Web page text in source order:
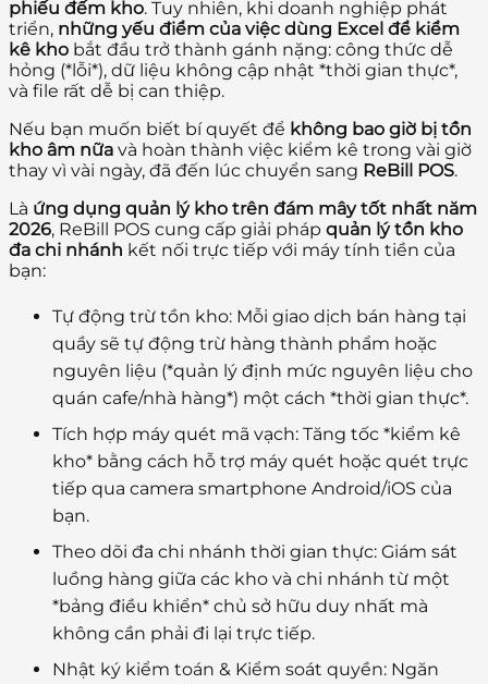
phiếu đếm kho. Tuy nhiên, khi doanh nghiệp phát
triển, những yếu điểm của việc dùng Excel để kiểm
kê kho bắt đầu trở thành gánh nặng: công thức dễ
hỏng (*lỗi*), dữ liệu không cập nhật *thời gian thực*,
và file rất dễ bị can thiệp.
Nếu bạn muốn biết bí quyết để không bao giờ bị tồn
kho âm nữa và hoàn thành việc kiểm kê trong vài giờ
thay vì vài ngày, đã đến lúc chuyển sang ReBill POS.
Là ứng dụng quản lý kho trên đám mây tốt nhất năm
2026, ReBill POS cung cấp giải pháp quản lý tồn kho
đa chi nhánh kết nối trực tiếp với máy tính tiền của
bạn:
Tự động trừ tồn kho: Mỗi giao dịch bán hàng tại
quầy sẽ tự động trừ hàng thành phẩm hoặc
nguyên liệu (*quản lý định mức nguyên liệu cho
quán cafe/nhà hàng*) một cách *thời gian thực*.
Tích hợp máy quét mã vạch: Tăng tốc *kiểm kê
kho* bằng cách hỗ trợ máy quét hoặc quét trực
tiếp qua camera smartphone Android/iOS của
bạn.
Theo dõi đa chi nhánh thời gian thực: Giám sát
luồng hàng giữa các kho và chi nhánh từ một
*bảng điều khiển* chủ sở hữu duy nhất mà
không cần phải đi lại trực tiếp.
Nhật ký kiểm toán & Kiểm soát quyền: Ngăn